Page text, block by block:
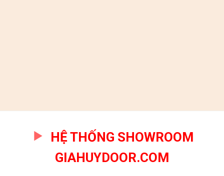
HỆ THỐNG SHOWROOM
GIAHUYDOOR.COM